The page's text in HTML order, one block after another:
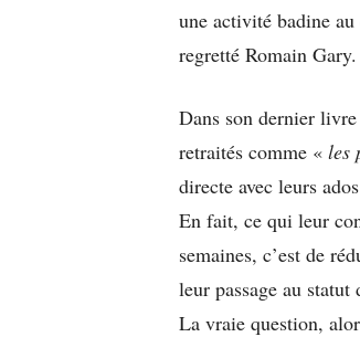
une activité badine
regretté Romain Gary.
Dans son dernier livre
retraités comme « les
directe avec leurs
En fait, ce qui leur
semaines, c’est de
leur passage au
La vraie question,